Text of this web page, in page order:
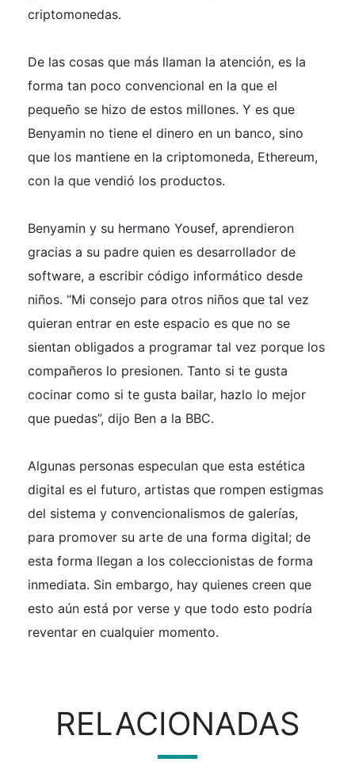
criptomonedas.
De las cosas que más llaman la atención, es la
forma tan poco convencional en la que el
pequeño se hizo de estos millones. Y es que
Benyamin no tiene el dinero en un banco, sino
que los mantiene en la criptomoneda, Ethereum,
con la que vendió los productos.
Benyamin y su hermano Yousef, aprendieron
gracias a su padre quien es desarrollador de
software, a escribir código informático desde
niños. “Mi consejo para otros niños que tal vez
quieran entrar en este espacio es que no se
sientan obligados a programar tal vez porque los
compañeros lo presionen. Tanto si te gusta
cocinar como si te gusta bailar, hazlo lo mejor
que puedas”, dijo Ben a la BBC.
Algunas personas especulan que esta estética
digital es el futuro, artistas que rompen estigmas
del sistema y convencionalismos de galerías,
para promover su arte de una forma digital; de
esta forma llegan a los coleccionistas de forma
inmediata. Sin embargo, hay quienes creen que
esto aún está por verse y que todo esto podría
reventar en cualquier momento.
RELACIONADAS